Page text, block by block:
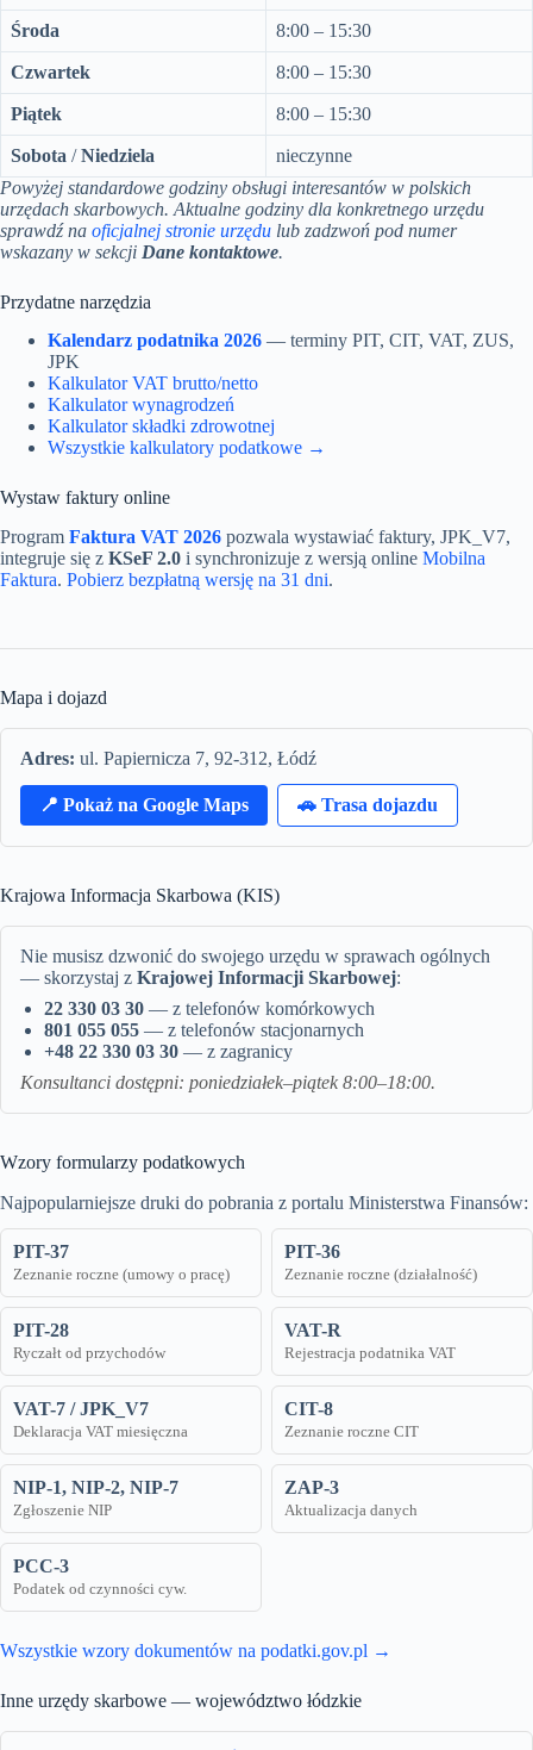
Środa 8:00 – 15:30
Czwartek 8:00 – 15:30
Piątek 8:00 – 15:30
Sobota /Niedziela
nieczynne
Powyżej standardowe godziny obsługi interesantów w polskich
urzędach skarbowych. Aktualne godziny dla konkretnego urzędu
sprawdź na oficjalnej stronie urzędu lub zadzwoń pod numer
wskazany w sekcji Dane kontaktowe.
Przydatne narzędzia
Kalendarz podatnika 2026 — terminy PIT, CIT, VAT, ZUS,
JPK
Kalkulator VAT brutto/netto
Kalkulator wynagrodzeń
Kalkulator składki zdrowotnej
Wszystkie kalkulatory podatkowe →
Wystaw faktury online
Program Faktura VAT 2026 pozwala wystawiać faktury, JPK_V7,
integruje się z KSeF 2.0 i synchronizuje z wersją online Mobilna
Faktura. Pobierz bezpłatną wersję na 31 dni.
Mapa i dojazd
Adres: ul. Papiernicza 7, 92-312, Łódź
📍 Pokaż na Google Maps 🚗 Trasa dojazdu
Krajowa Informacja Skarbowa (KIS)
Nie musisz dzwonić do swojego urzędu w sprawach ogólnych
— skorzystaj z Krajowej Informacji Skarbowej:
22 330 03 30 — z telefonów komórkowych
801 055 055 — z telefonów stacjonarnych
+48 22 330 03 30 — z zagranicy
Konsultanci dostępni: poniedziałek–piątek 8:00–18:00.
Wzory formularzy podatkowych
Najpopularniejsze druki do pobrania z portalu Ministerstwa Finansów:
PIT-37
Zeznanie roczne (umowy o pracę)
PIT-36
Zeznanie roczne (działalność)
PIT-28
Ryczałt od przychodów
VAT-R
Rejestracja podatnika VAT
VAT-7 / JPK_V7
Deklaracja VAT miesięczna
CIT-8
Zeznanie roczne CIT
NIP-1, NIP-2, NIP-7
Zgłoszenie NIP
ZAP-3
Aktualizacja danych
PCC-3
Podatek od czynności cyw.
Wszystkie wzory dokumentów na podatki.gov.pl →
Inne urzędy skarbowe — województwo łódzkie